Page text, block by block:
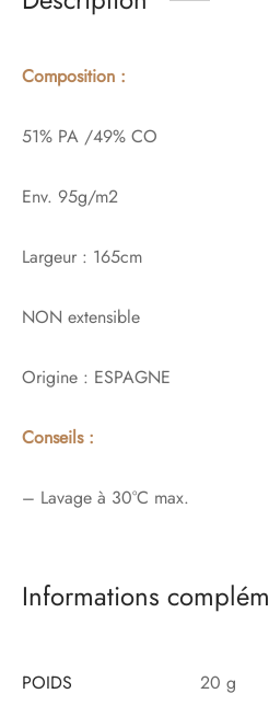
Composition :
51% PA /49% CO
Env. 95g/m2
Largeur : 165cm
NON extensible
Origine : ESPAGNE
Conseils :
– Lavage à 30°C max.
Informations
POIDS 20 g